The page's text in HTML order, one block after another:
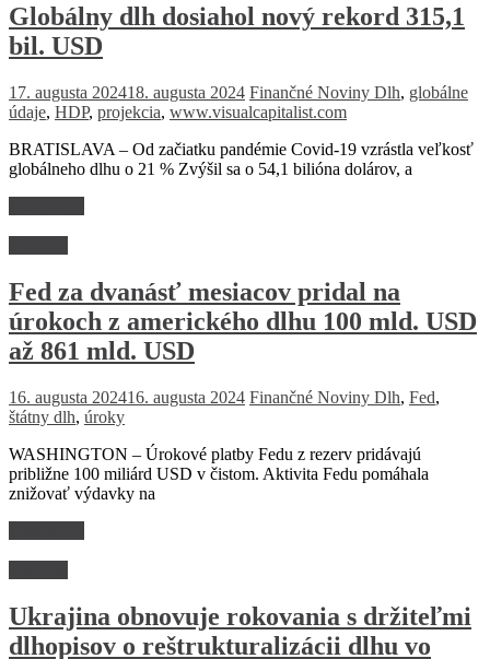
Globálny dlh dosiahol nový rekord 315,1
bil. USD
17. augusta 202418. augusta 2024 Finančné Noviny Dlh, globálne
údaje, HDP, projekcia, www.visualcapitalist.com
BRATISLAVA – Od začiatku pandémie Covid-19 vzrástla veľkosť
globálneho dlhu o 21 % Zvýšil sa o 54,1 bilióna dolárov, a
Fed za dvanásť mesiacov pridal na
úrokoch z amerického dlhu 100 mld. USD
až 861 mld. USD
16. augusta 202416. augusta 2024 Finančné Noviny Dlh, Fed,
štátny dlh, úroky
WASHINGTON – Úrokové platby Fedu z rezerv pridávajú
približne 100 miliárd USD v čistom. Aktivita Fedu pomáhala
znižovať výdavky na
Ukrajina obnovuje rokovania s držiteľmi
dlhopisov o reštrukturalizácii dlhu vo